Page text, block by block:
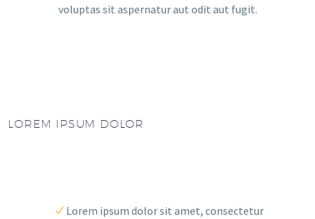
voluptas sit aspernatur aut odit aut fugit.
LOREM IPSUM DOLOR
Lorem ipsum dolor sit amet, consectetur